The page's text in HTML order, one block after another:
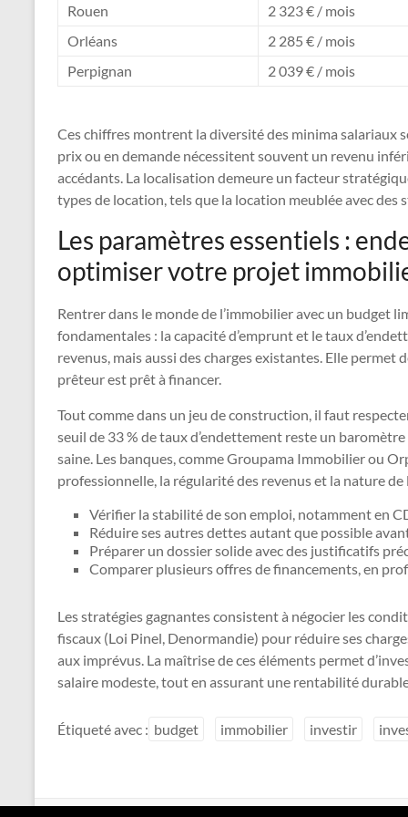
Rouen
2 323 € / mois
Orléans
2 285 € / mois
Perpignan
2 039 € / mois
Ces chiffres montrent la diversité des minima salariaux
prix ou en demande nécessitent souvent un revenu
accédants. La localisation demeure un facteur
types de location, tels que la location meublée avec des
Les paramètres essentiels :
optimiser votre projet
Rentrer dans le monde de l’immobilier avec un budget
fondamentales : la capacité d’emprunt et le taux
revenus, mais aussi des charges existantes. Elle
prêteur est prêt à financer.
Tout comme dans un jeu de construction, il faut
seuil de 33 % de taux d’endettement reste un
saine. Les banques, comme Groupama Immobilier ou
professionnelle, la régularité des revenus et la nature
Vérifier la stabilité de son emploi, notamment en
Réduire ses autres dettes autant que possible
Préparer un dossier solide avec des justificatifs
Comparer plusieurs offres de financements, en
Les stratégies gagnantes consistent à négocier les
fiscaux (Loi Pinel, Denormandie) pour réduire ses
aux imprévus. La maîtrise de ces éléments permet
salaire modeste, tout en assurant une rentabilité
Étiqueté avec : budget immobilier investir